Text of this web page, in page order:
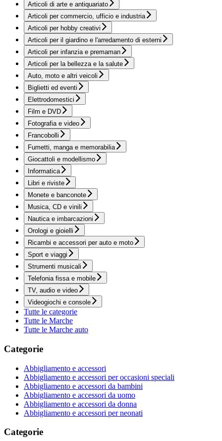
Articoli di arte e antiquariato
Articoli per commercio, ufficio e industria
Articoli per hobby creativi
Articoli per il giardino e l'arredamento di esterni
Articoli per infanzia e premaman
Articoli per la bellezza e la salute
Auto, moto e altri veicoli
Biglietti ed eventi
Elettrodomestici
Film e DVD
Fotografia e video
Francobolli
Fumetti, manga e memorabilia
Giocattoli e modellismo
Informatica
Libri e riviste
Monete e banconote
Musica, CD e vinili
Nautica e imbarcazioni
Orologi e gioielli
Ricambi e accessori per auto e moto
Sport e viaggi
Strumenti musicali
Telefonia fissa e mobile
TV, audio e video
Videogiochi e console
Tutte le categorie
Tutte le Marche
Tutte le Marche auto
Categorie
Abbigliamento e accessori
Abbigliamento e accessori per occasioni speciali
Abbigliamento e accessori da bambini
Abbigliamento e accessori da uomo
Abbigliamento e accessori da donna
Abbigliamento e accessori per neonati
Categorie